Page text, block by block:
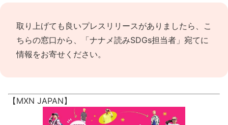
取り上げても良いプレスリリースがありましたら、 こ
ちらの窓口から、「ナナメ読みSDGs担当者」宛てに
情報をお寄せください。
【MXN JAPAN】